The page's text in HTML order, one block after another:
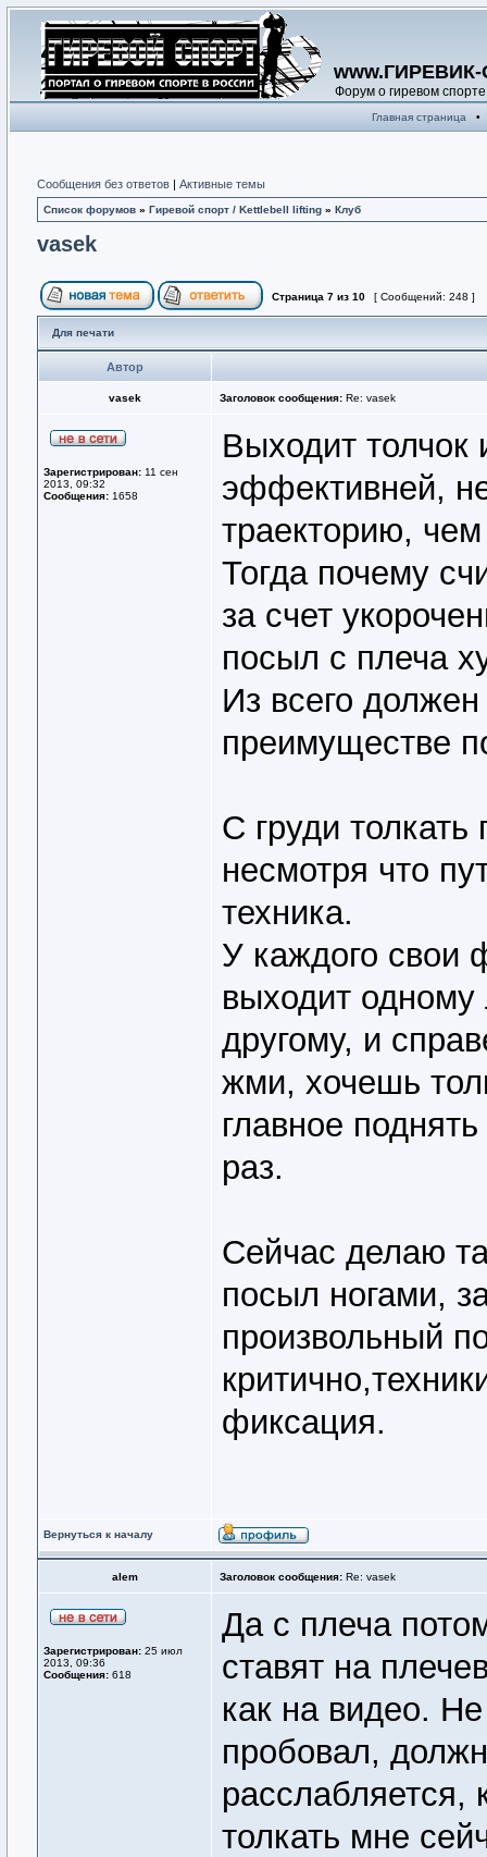
Форум о гиревом спорте
Главная страница •
Сообщения без ответов | Активные темы
Список форумов » Гиревой спорт / Kettlebell lifting » Клуб
vasek
Страница 7 из 10 [ Сообщений: 248 ]
Для печати
Автор
vasek Заголовок сообщения: Re: vasek
Зарегистрирован: 11 сен
2013, 09:32
Сообщения: 1658
Выходит толчок
эффективней,
траекторию,
Тогда почему
за счет
посыл с плеча
Из всего
преимуществе
С груди
несмотря что
техника.
У каждого свои
выходит одному
другому, и
жми, хочешь
главное
раз.
Сейчас делаю
посыл ногами,
произвольный
фиксация.
Вернуться к началу
alem Заголовок сообщения: Re: vasek
Зарегистрирован: 25 июл
2013, 09:36
Сообщения: 618
Да с плеча
ставят на
как на видео.
пробовал,
расслабляется,
толкать мне